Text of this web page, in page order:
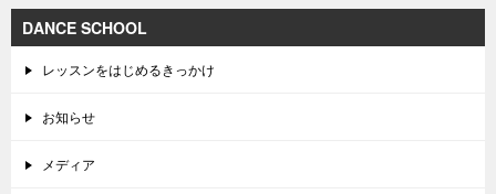
DANCE SCHOOL
レッスンをはじめるきっかけ
お知らせ
メディア